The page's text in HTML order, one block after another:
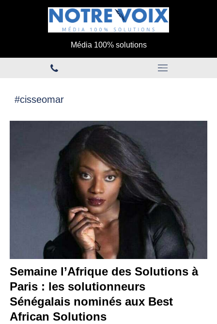
Média 100% solutions
#cisseomar
Semaine l’Afrique des Solutions à
Paris : les solutionneurs
Sénégalais nominés aux Best
African Solutions